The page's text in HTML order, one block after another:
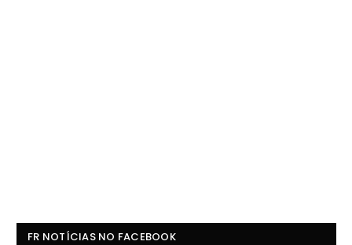
FR NOTÍCIAS NO FACEBOOK